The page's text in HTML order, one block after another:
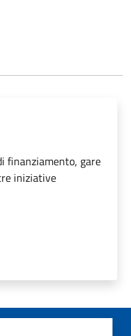
finanziamento, gare
iniziative